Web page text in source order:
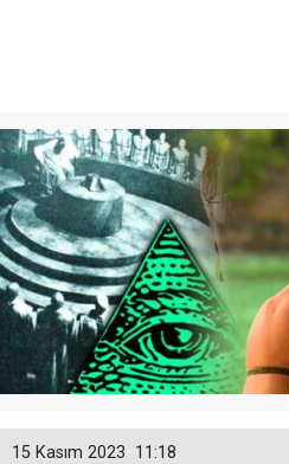
11:18
15 Kasım 2023